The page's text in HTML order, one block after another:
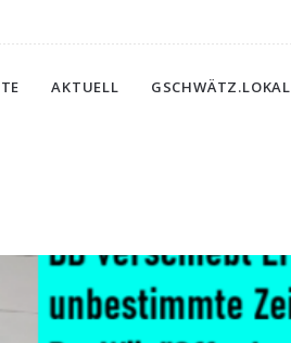
AKTUELL GSCHWÄTZ.LOKAL